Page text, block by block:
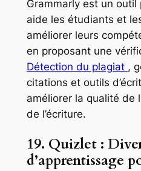
Grammarly est un outil
aide les étudiants et
améliorer leurs
en proposant une
Détection du plagiat ,
citations et outils
améliorer la qualité de
de l’écriture.
19. Quizlet :
d’apprentissage